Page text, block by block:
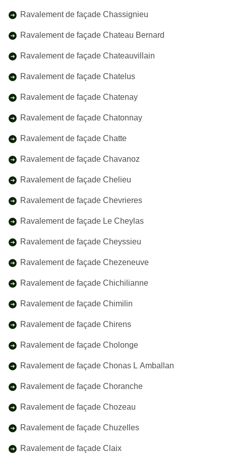
Ravalement de façade Chassignieu
Ravalement de façade Chateau Bernard
Ravalement de façade Chateauvillain
Ravalement de façade Chatelus
Ravalement de façade Chatenay
Ravalement de façade Chatonnay
Ravalement de façade Chatte
Ravalement de façade Chavanoz
Ravalement de façade Chelieu
Ravalement de façade Chevrieres
Ravalement de façade Le Cheylas
Ravalement de façade Cheyssieu
Ravalement de façade Chezeneuve
Ravalement de façade Chichilianne
Ravalement de façade Chimilin
Ravalement de façade Chirens
Ravalement de façade Cholonge
Ravalement de façade Chonas L Amballan
Ravalement de façade Choranche
Ravalement de façade Chozeau
Ravalement de façade Chuzelles
Ravalement de façade Claix